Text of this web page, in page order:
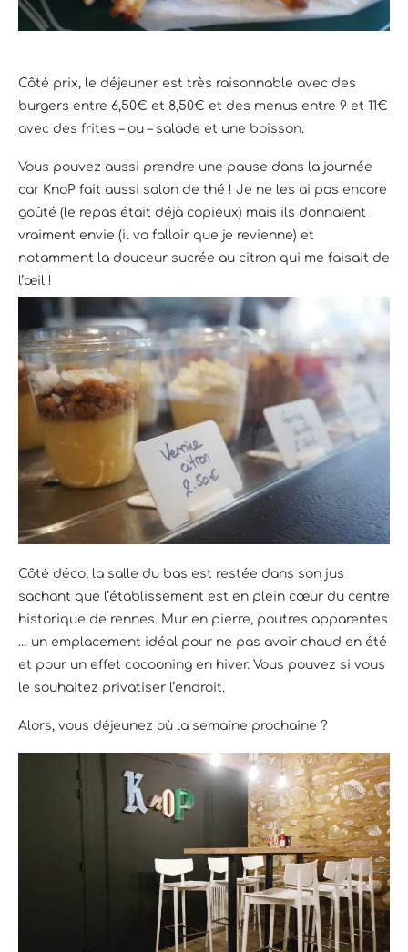
Côté prix, le déjeuner est très raisonnable avec des
burgers entre 6,50€ et 8,50€ et des menus entre 9 et 11€
avec des frites – ou – salade et une boisson.
Vous pouvez aussi prendre une pause dans la journée
car KnoP fait aussi salon de thé ! Je ne les ai pas encore
goûté (le repas était déjà copieux) mais ils donnaient
vraiment envie (il va falloir que je revienne) et
notamment la douceur sucrée au citron qui me faisait de
l’œil !
Côté déco, la salle du bas est restée dans son jus
sachant que l’établissement est en plein cœur du centre
historique de rennes. Mur en pierre, poutres apparentes
… un emplacement idéal pour ne pas avoir chaud en été
et pour un effet cocooning en hiver. Vous pouvez si vous
le souhaitez privatiser l’endroit.
Alors, vous déjeunez où la semaine prochaine ?